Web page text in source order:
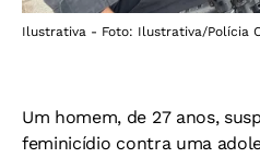
Ilustrativa - Foto: Ilustrativa/Polícia
Um homem, de 27 anos,
feminicídio contra uma